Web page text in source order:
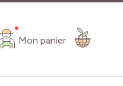
Mon panier